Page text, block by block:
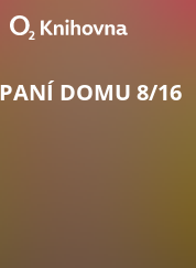
PANÍ DOMU 8/16